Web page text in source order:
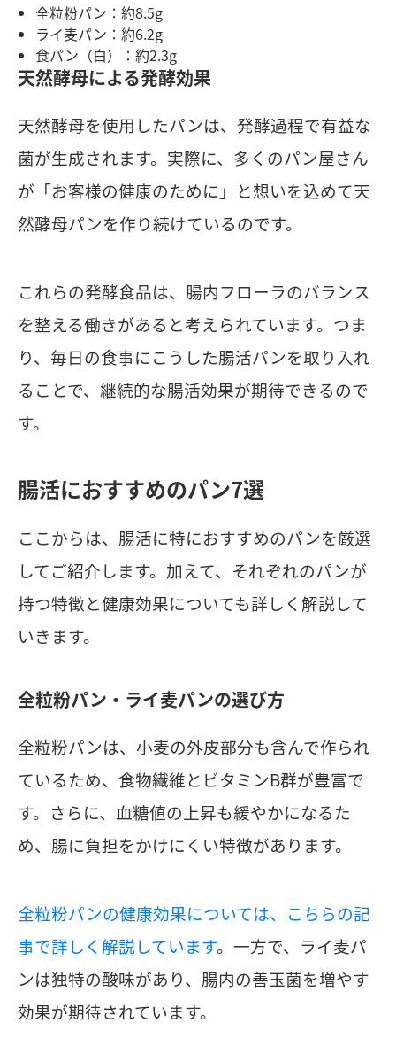
全粒粉パン：約8.5g
ライ麦パン：約6.2g
食パン（白）：約2.3g
天然酵母による発酵効果
天然酵母を使用したパンは、発酵過程で有益な
菌が生成されます。実際に、多くのパン屋さん
が「お客様の健康のために」と想いを込めて天
然酵母パンを作り続けているのです。
これらの発酵食品は、腸内フローラのバランス
を整える働きがあると考えられています。つま
り、毎日の食事にこうした腸活パンを取り入れ
ることで、継続的な腸活効果が期待できるので
す。
腸活におすすめのパン7選
ここからは、腸活に特におすすめのパンを厳選
してご紹介します。加えて、それぞれのパンが
持つ特徴と健康効果についても詳しく解説して
いきます。
全粒粉パン・ライ麦パンの選び方
全粒粉パンは、小麦の外皮部分も含んで作られ
ているため、食物繊維とビタミンB群が豊富で
す。さらに、血糖値の上昇も緩やかになるた
め、腸に負担をかけにくい特徴があります。
全粒粉パンの健康効果については、こちらの記
事で詳しく解説しています。一方で、ライ麦パ
ンは独特の酸味があり、腸内の善玉菌を増やす
効果が期待されています。